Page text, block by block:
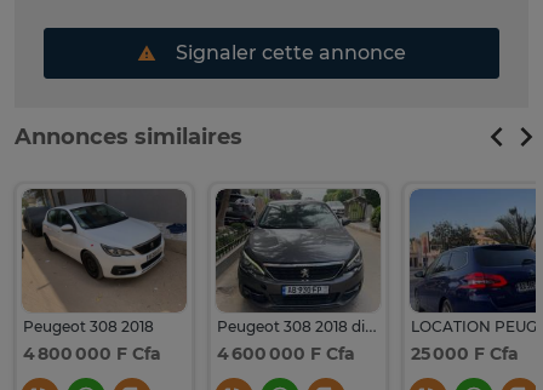
Signaler cette annonce
Annonces similaires
Peugeot 308 2018
4 800 000 F Cfa
Peugeot 308 2018 diesel manuel
4 600 000 F Cfa 25 000 F Cfa